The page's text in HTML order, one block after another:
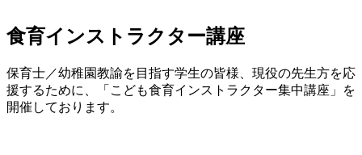
食育インストラクター講座
保育士／幼稚園教諭を目指す学生の皆様、現役の先生方を応
援するために、「こども食育インストラクター集中講座」を
開催しております。